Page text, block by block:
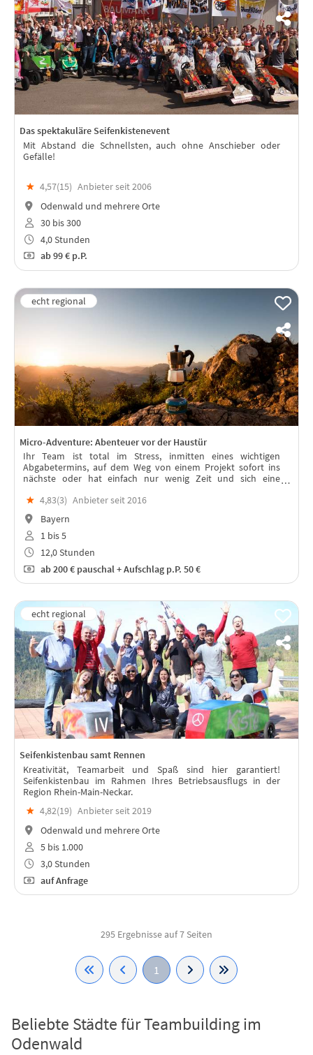
Das spektakuläre Seifenkistenevent
Mit Abstand die Schnellsten, auch ohne Anschieber oder
Gefälle!
★ 4,57(15) Anbieter seit 2006
Odenwald und mehrere Orte
30 bis 300
4,0 Stunden
ab99 € p.P.
Micro-Adventure: Abenteuer vor der Haustür
Ihr Team ist total im Stress, inmitten eines wichtigen
Abgabetermins, auf dem Weg von einem Projekt sofort ins
nächste oder hat einfach nur wenig Zeit und sich eine
Adventure in Bayern!
★ 4,83(3) Anbieter seit 2016
Bayern
1 bis 5
12,0 Stunden
ab200 € pauschal + Aufschlag p.P. 50 €
Seifenkistenbau samt Rennen
Kreativität, Teamarbeit und Spaß sind hier garantiert!
Seifenkistenbau im Rahmen Ihres Betriebsausflugs in der
Region Rhein-Main-Neckar.
★ 4,82(19) Anbieter seit 2019
Odenwald und mehrere Orte
5 bis 1.000
3,0 Stunden
auf Anfrage
295 Ergebnisse auf 7 Seiten
1
Beliebte Städte für Teambuilding im
Odenwald